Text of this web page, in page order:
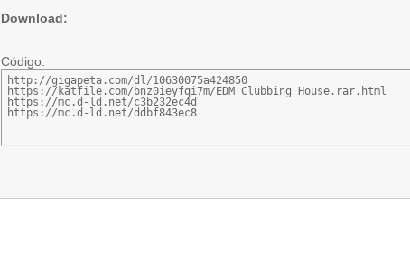
Download:
Código:
http://gigapeta.com/dl/10630075a424850
https://katfile.com/bnz0ieyfqi7m/EDM_Clubbing_House.rar.html
https://mc.d-ld.net/c3b232ec4d
https://mc.d-ld.net/ddbf843ec8